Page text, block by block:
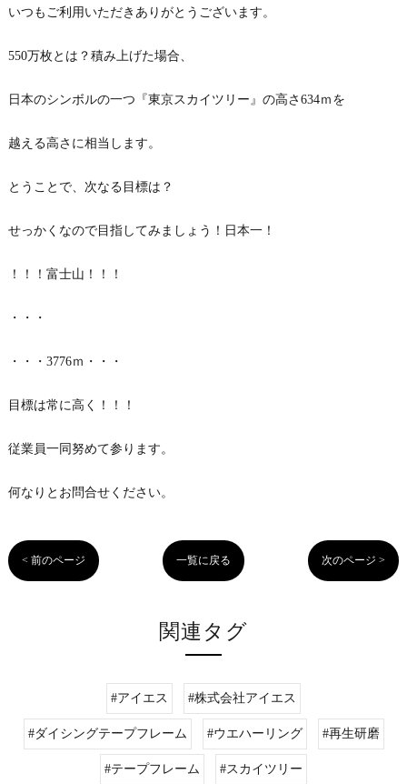
いつもご利用いただきありがとうございます。
550万枚とは？積み上げた場合、
日本のシンボルの一つ『東京スカイツリー』の高さ634ｍを
越える高さに相当します。
とうことで、次なる目標は？
せっかくなので目指してみましょう！日本一！
！！！富士山！！！
・・・
・・・3776ｍ・・・
目標は常に高く！！！
従業員一同努めて参ります。
何なりとお問合せください。
< 前のページ 一覧に戻る 次のページ >
関連タグ
#アイエス #株式会社アイエス
#ダイシングテープフレーム #ウエハーリング #再生研磨
#テープフレーム #スカイツリー